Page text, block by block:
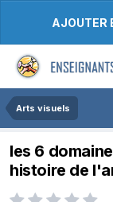
AJOUTER
Arts visuels
les 6
histoire de